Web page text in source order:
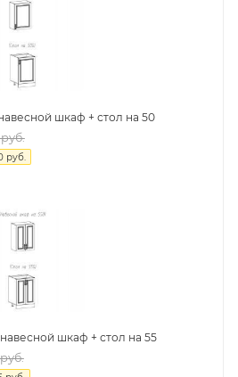
шкаф + стол на 50
руб.
шкаф + стол на 55